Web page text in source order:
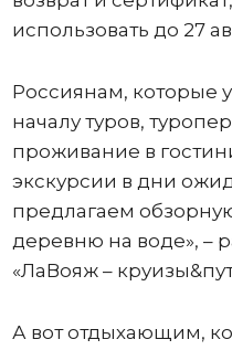
использовать до 27
Россиянам, которые
началу туров,
проживание в
экскурсии в дни
предлагаем
деревню на воде», –
«ЛаВояж –
А вот отдыхающим,